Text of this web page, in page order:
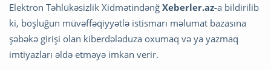
Elektron Təhlükəsizlik Xidmətindənğ Xeberler.az-a bildirilib
ki, boşluğun müvəffəqiyyətlə istismarı məlumat bazasına
şəbəkə girişi olan kiberdələduza oxumaq və ya yazmaq
imtiyazları əldə etməyə imkan verir.